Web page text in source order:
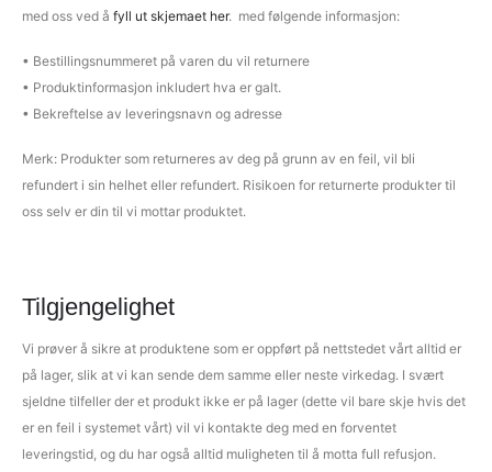
med oss ved å fyll ut skjemaet her. med følgende informasjon:
• Bestillingsnummeret på varen du vil returnere
• Produktinformasjon inkludert hva er galt.
• Bekreftelse av leveringsnavn og adresse
Merk: Produkter som returneres av deg på grunn av en feil, vil bli
refundert i sin helhet eller refundert. Risikoen for returnerte produkter til
oss selv er din til vi mottar produktet.
Tilgjengelighet
Vi prøver å sikre at produktene som er oppført på nettstedet vårt alltid er
på lager, slik at vi kan sende dem samme eller neste virkedag. I svært
sjeldne tilfeller der et produkt ikke er på lager (dette vil bare skje hvis det
er en feil i systemet vårt) vil vi kontakte deg med en forventet
leveringstid, og du har også alltid muligheten til å motta full refusjon.